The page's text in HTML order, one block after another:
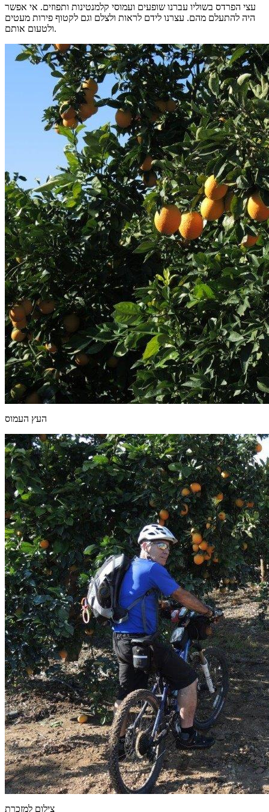
עצי הפרדס בשוליו עברנו שופעים ועמוסי קלמנטינות ותפוזים. אי אפשר
היה להתעלם מהם. עצרנו לידם לראות ולצלם וגם לקטוף פירות מעטים
ולטעום אותם.
העץ העמוס
צילום למזכרת